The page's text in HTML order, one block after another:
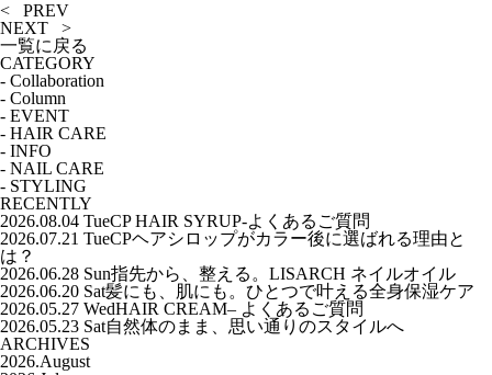
< PREV
NEXT >
一覧に戻る
CATEGORY
- Collaboration
- Column
- EVENT
- HAIR CARE
- INFO
- NAIL CARE
- STYLING
RECENTLY
2026.08.04 TueCP HAIR SYRUP-よくあるご質問
2026.07.21 TueCPヘアシロップがカラー後に選ばれる理由と
は？
2026.06.28 Sun指先から、整える。LISARCH ネイルオイル
2026.06.20 Sat髪にも、肌にも。ひとつで叶える全身保湿ケア
2026.05.27 WedHAIR CREAM– よくあるご質問
2026.05.23 Sat自然体のまま、思い通りのスタイルへ
ARCHIVES
2026.August